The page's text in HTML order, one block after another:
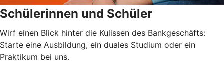
Schülerinnen und Schüler
Wirf einen Blick hinter die Kulissen des Bankgeschäfts:
Starte eine Ausbildung, ein duales Studium oder ein
Praktikum bei uns.